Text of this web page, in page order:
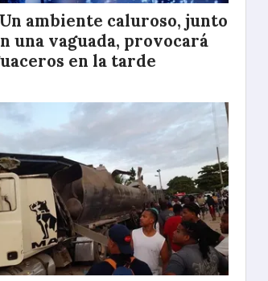
Un ambiente caluroso, junto
una vaguada, provocará
en la tarde